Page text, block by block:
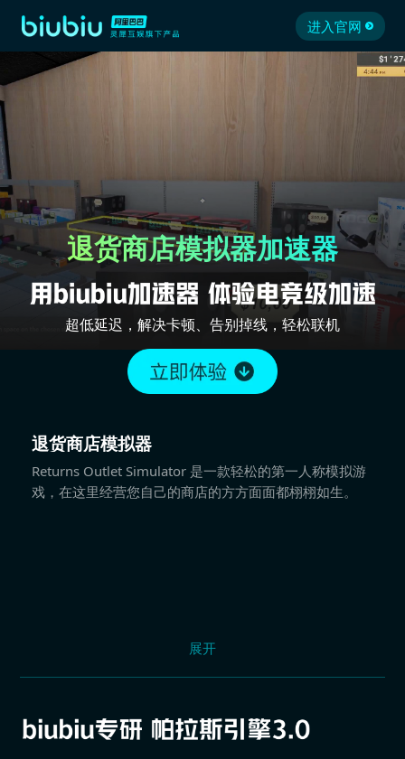
进入官网
退货商店模拟器加速器
超低延迟，解决卡顿、告别掉线，轻松联机
退货商店模拟器
Returns Outlet Simulator 是一款轻松的第一人称模拟游
戏，在这里经营您自己的商店的方方面面都栩栩如生。
展开